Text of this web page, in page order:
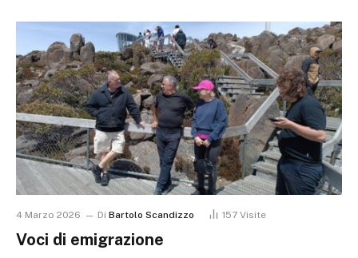
4 Marzo 2026 Di Bartolo Scandizzo 157 Visite
Voci di emigrazione